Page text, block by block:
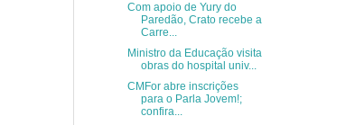
Com apoio de Yury do
Paredão, Crato recebe a
Carre...
Ministro da Educação visita
obras do hospital univ...
CMFor abre inscrições
para o Parla Jovem!;
confira...